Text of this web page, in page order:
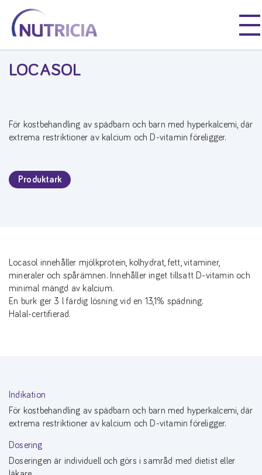
Nutricia
Nutricia
Nutricia
LOCASOL
För kostbehandling av spädbarn och barn med hyperkalcemi, där
extrema restriktioner av kalcium och D-vitamin föreligger.
Produktark
Locasol innehåller mjölkprotein, kolhydrat, fett, vitaminer,
mineraler och spårämnen. Innehåller inget tillsatt D-vitamin och
minimal mängd av kalcium.
En burk ger 3 l färdig lösning vid en 13,1% spädning.
Halal-certifierad.
Indikation
För kostbehandling av spädbarn och barn med hyperkalcemi, där
extrema restriktioner av kalcium och D-vitamin föreligger.
Dosering
Doseringen är individuell och görs i samråd med dietist eller